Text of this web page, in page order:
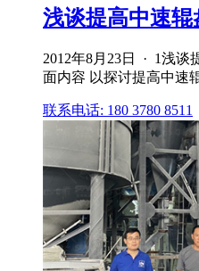
浅谈提高中速
2012年8月23日 · 1浅
面内容 以探讨提高中速
联系电话: 180 3780 8511